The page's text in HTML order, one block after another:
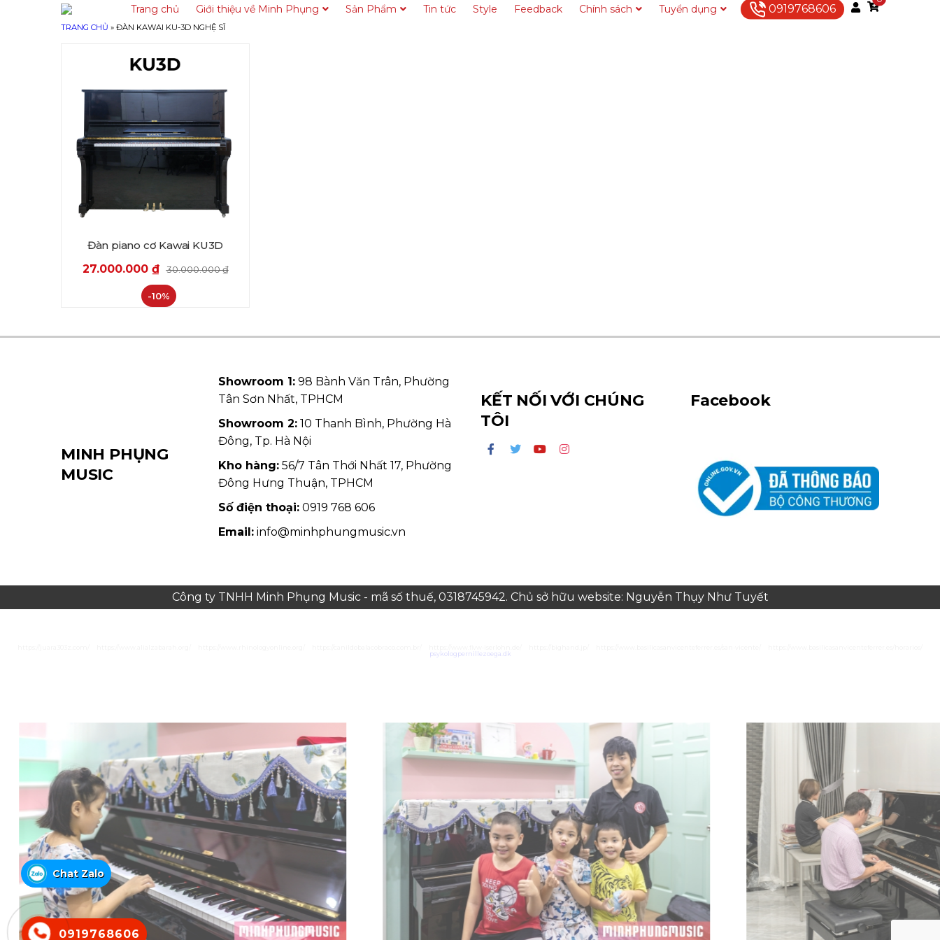
Trang chủ Giới thiệu về Minh Phụng Sản Phẩm Tin tức Style Feedback Chính sách Tuyển dụng Liên hệ0919768606
TRANG CHỦ » ĐÀN KAWAI KU-3D NGHỆ SĨ
Đàn piano cơ Kawai KU3D
27.000.000 ₫ 30.000.000₫
-10%
MINH PHỤNG
MUSIC
Showroom 1: 98 Bành Văn Trân, Phường
Tân Sơn Nhất, TPHCM
Showroom 2: 10 Thanh Bình, Phường Hà
Đông, Tp. Hà Nội
Kho hàng: 56/7 Tân Thới Nhất 17, Phường
Đông Hưng Thuận, TPHCM
Số điện thoại: 0919 768 606
Email: info@minhphungmusic.vn
KẾT NỐI VỚI CHÚNG
TÔI
Facebook
Công ty TNHH Minh Phụng Music - mã số thuế, 0318745942. Chủ sở hữu website: Nguyễn Thụy Như Tuyết
0919768606
Chat Zalo
psykologpernillezoega.dk